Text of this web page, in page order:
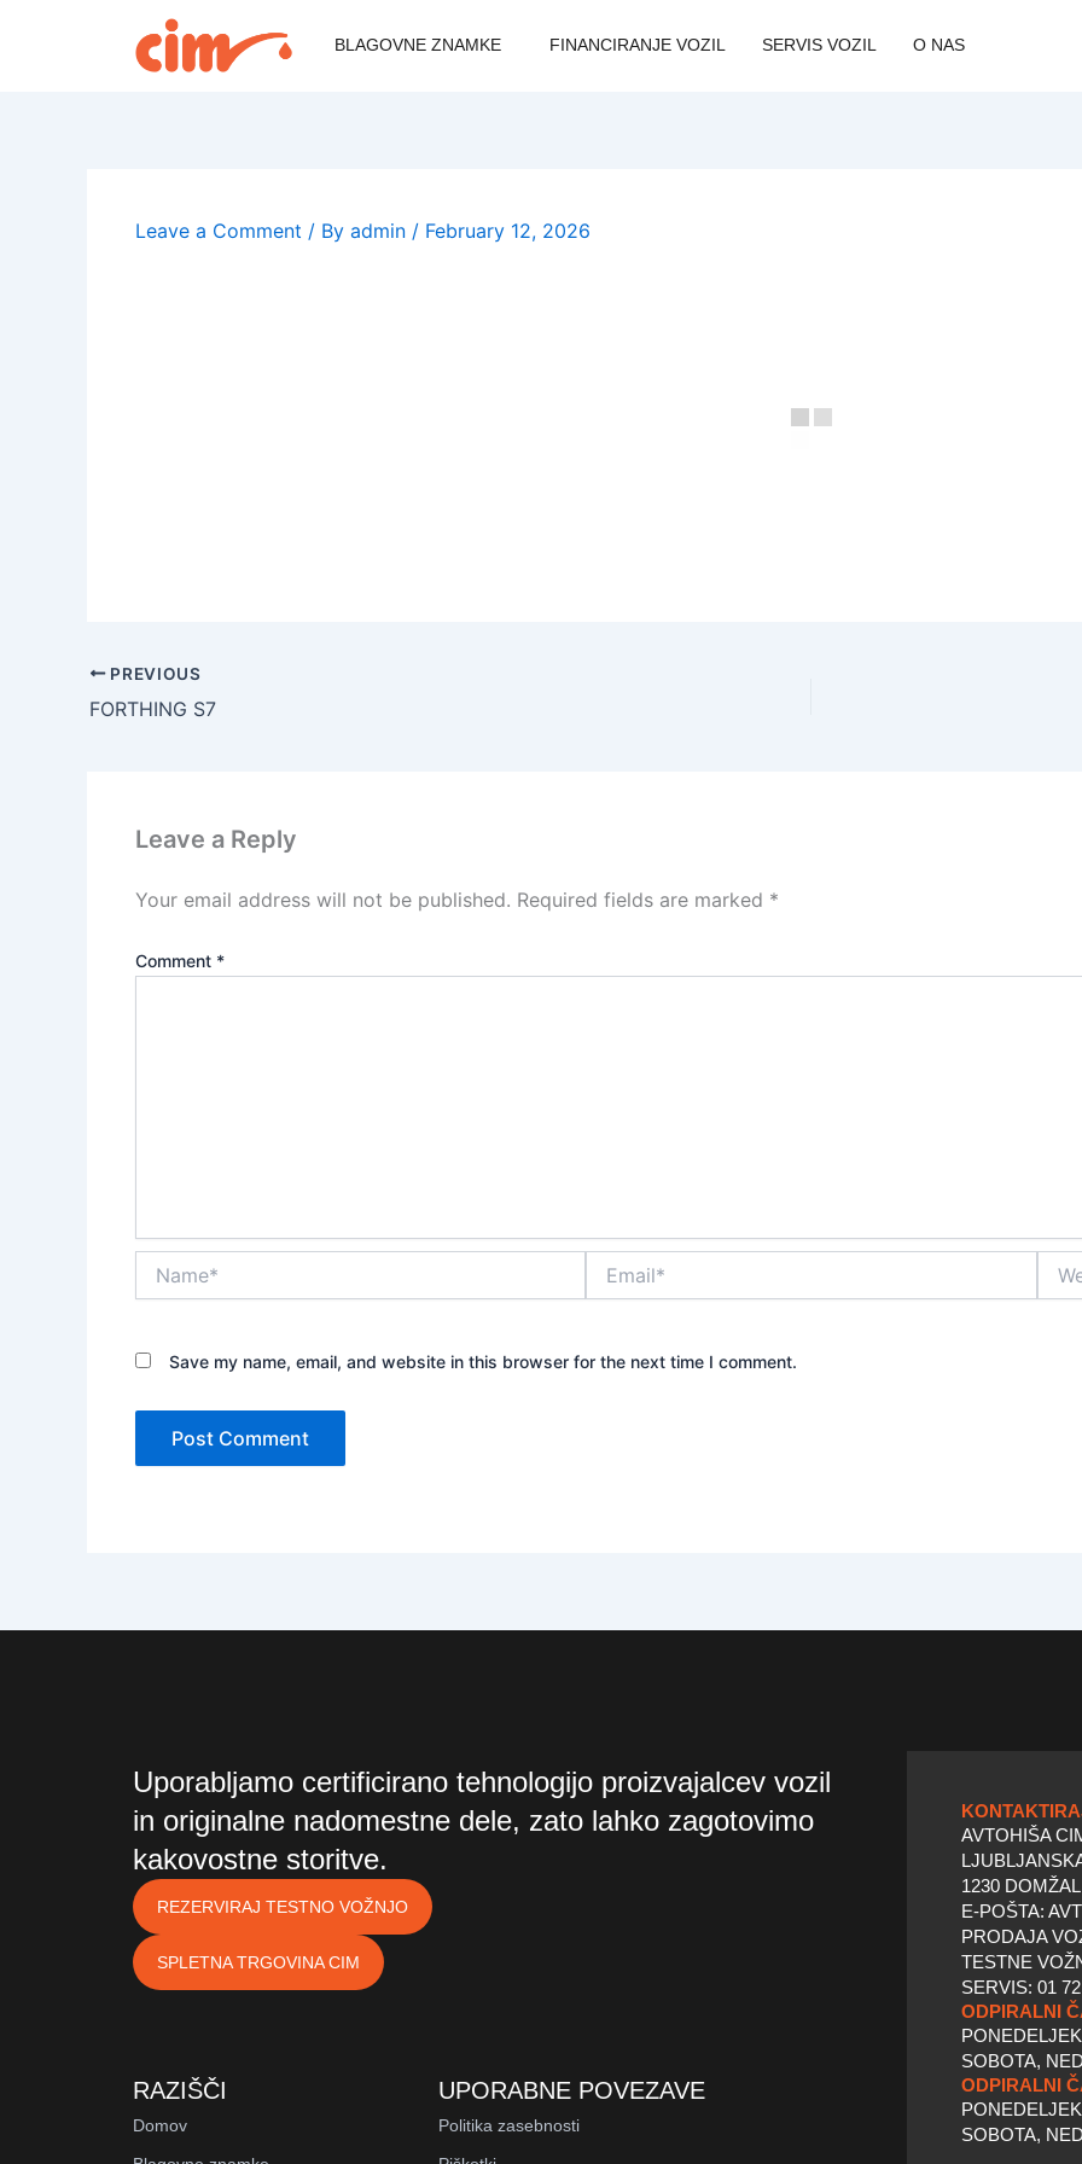
BLAGOVNE ZNAMKE FINANCIRANJE VOZIL SERVIS VOZIL O NAS
Leave a Comment / By admin / February 12, 2026
PREVIOUS
FORTHING S7
Leave a Reply
Your email address will not be published. Required fields are marked *
Comment *
Save my name, email, and website in this browser for the next time I comment.
Uporabljamo certificirano tehnologijo proizvajalcev vozil
in originalne nadomestne dele, zato lahko zagotovimo
kakovostne storitve.
REZERVIRAJ TESTNO VOŽNJO
SPLETNA TRGOVINA CIM
RAZIŠČI
Domov
UPORABNE POVEZAVE
Politika zasebnosti
AVTOHIŠA
1230
E-POŠTA:
PRODAJA
TESTNE
SERVIS: 01
ODPIRALNI
SOBOTA,
ODPIRALNI
SOBOTA,